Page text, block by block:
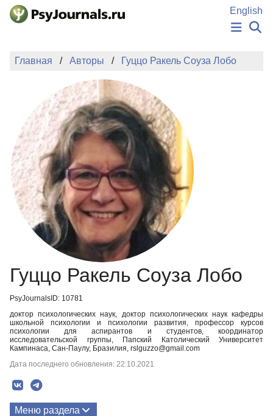
Перейти к основному содержанию
English
НОВОСТИ
АВТОРЫ
ПОДАТЬ РУКОПИСЬ
БАЗА ЗНАНИЙ
КЛЮЧЕВЫЕ СЛОВА
Регистрация
Главная Авторы Гуццо Ракель Соуза Лобо
Гуццо Ракель Соуза Лобо
PsyJournalsID: 10781
доктор психологических наук, доктор психологических наук кафедры
школьной психологии и психологии развития, профессор курсов
психологии для аспирантов и студентов, координатор
исследовательской группы, Папский Католический Университет
Кампинаса, Сан-Паулу, Бразилия, rslguzzo@gmail.com
Дата последнего обновления: 22.10.2021
Меню раздела